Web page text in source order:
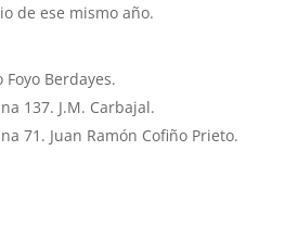
de ese mismo año.
Berdayes.
137. J.M. Carbajal.
71. Juan Ramón Cofiño Prieto.